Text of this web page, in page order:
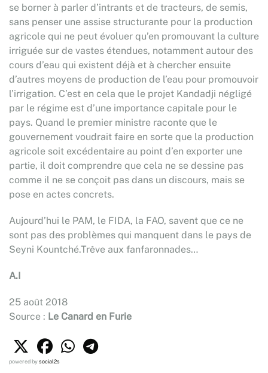
se borner à parler d’intrants et de tracteurs, de semis,
sans penser une assise structurante pour la production
agricole qui ne peut évoluer qu’en promouvant la culture
irriguée sur de vastes étendues, notamment autour des
cours d’eau qui existent déjà et à chercher ensuite
d’autres moyens de production de l’eau pour promouvoir
l’irrigation. C’est en cela que le projet Kandadji négligé
par le régime est d’une importance capitale pour le
pays. Quand le premier ministre raconte que le
gouvernement voudrait faire en sorte que la production
agricole soit excédentaire au point d’en exporter une
partie, il doit comprendre que cela ne se dessine pas
comme il ne se conçoit pas dans un discours, mais se
pose en actes concrets.
Aujourd’hui le PAM, le FIDA, la FAO, savent que ce ne
sont pas des problèmes qui manquent dans le pays de
Seyni Kountché.Trêve aux fanfaronnades…
A.I
25 août 2018
Source : Le Canard en Furie
powered bysocial2s